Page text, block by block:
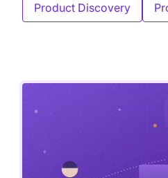
Product Discovery